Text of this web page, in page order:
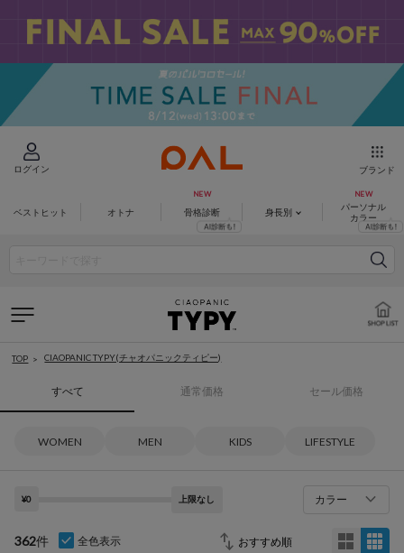
ログイン ブランド
ベストヒット オトナ 骨格診断 身長別
パーソナル
カラー
TOP CIAOPANIC TYPY(チャオパニックティピー)
すべて 通常価格 セール価格
WOMEN MEN KIDS LIFESTYLE
¥0 上限なし カラー
362件 全色表示